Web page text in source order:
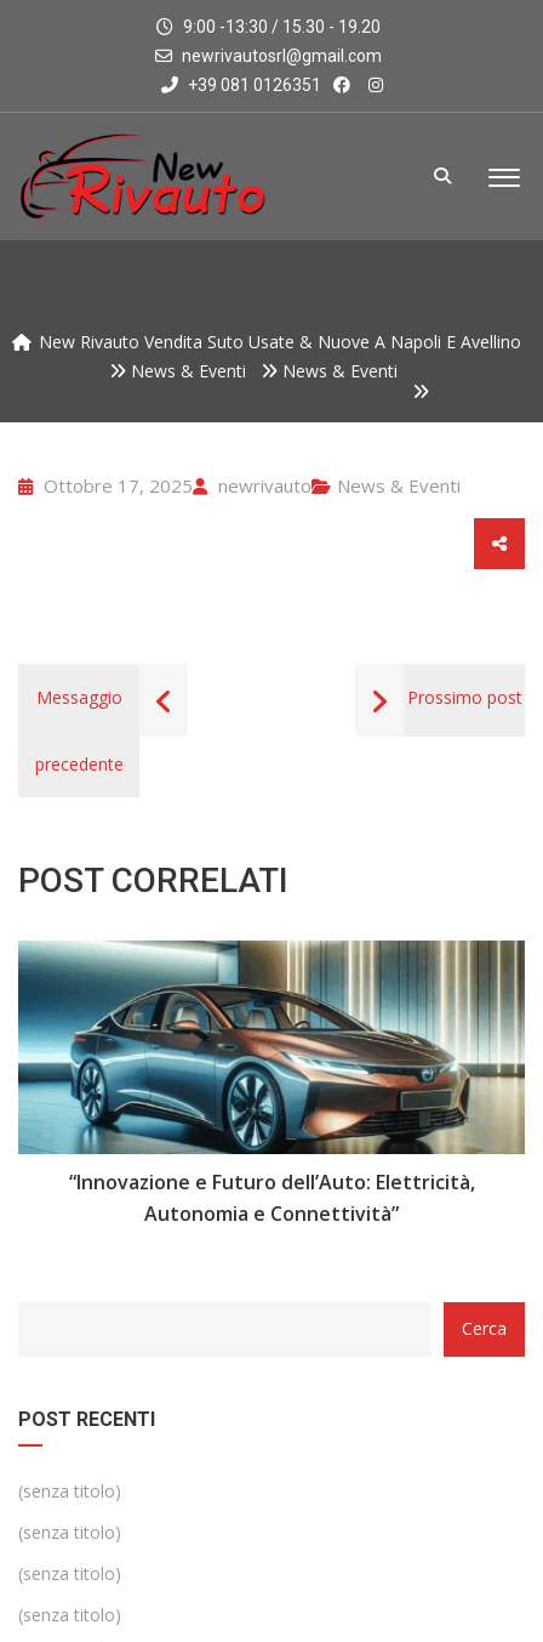
9:00 -13:30 / 15.30 - 19.20
newrivautosrl@gmail.com
+39 081 0126351
New Rivauto Vendita Suto Usate & Nuove A Napoli E Avellino
News & Eventi
News & Eventi
Ottobre 17, 2025 newrivauto News & Eventi
Messaggio
precedente
Prossimo post
POST CORRELATI
“Innovazione e Futuro dell’Auto: Elettricità,
Autonomia e Connettività”
Cerca
POST RECENTI
(senza titolo)
(senza titolo)
(senza titolo)
(senza titolo)